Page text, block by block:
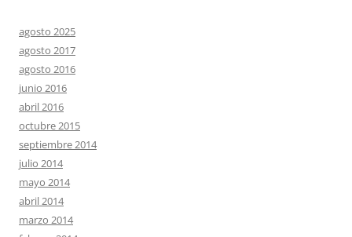
agosto 2025
agosto 2017
agosto 2016
junio 2016
abril 2016
octubre 2015
septiembre 2014
julio 2014
mayo 2014
abril 2014
marzo 2014